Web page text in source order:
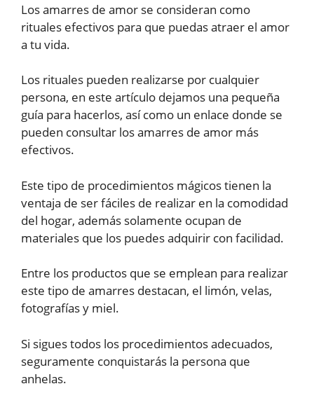
Los amarres de amor se consideran como
rituales efectivos para que puedas atraer el amor
a tu vida.
Los rituales pueden realizarse por cualquier
persona, en este artículo dejamos una pequeña
guía para hacerlos, así como un enlace donde se
pueden consultar los amarres de amor más
efectivos.
Este tipo de procedimientos mágicos tienen la
ventaja de ser fáciles de realizar en la comodidad
del hogar, además solamente ocupan de
materiales que los puedes adquirir con facilidad.
Entre los productos que se emplean para realizar
este tipo de amarres destacan, el limón, velas,
fotografías y miel.
Si sigues todos los procedimientos adecuados,
seguramente conquistarás la persona que
anhelas.